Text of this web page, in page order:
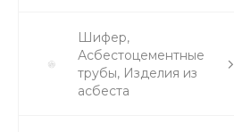
Шифер,
Асбестоцементные
трубы, Изделия из
асбеста